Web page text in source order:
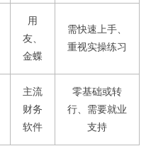
用
友、
金蝶
需快速上手、
重视实操练习
主流
财务
软件
零基础或转
行、需要就业
支持